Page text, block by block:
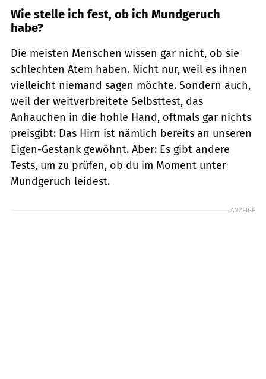
Wie stelle ich fest, ob ich Mundgeruch
habe?
Die meisten Menschen wissen gar nicht, ob sie
schlechten Atem haben. Nicht nur, weil es ihnen
vielleicht niemand sagen möchte. Sondern auch,
weil der weitverbreitete Selbsttest, das
Anhauchen in die hohle Hand, oftmals gar nichts
preisgibt: Das Hirn ist nämlich bereits an unseren
Eigen-Gestank gewöhnt. Aber: Es gibt andere
Tests, um zu prüfen, ob du im Moment unter
Mundgeruch leidest.
ANZEIGE